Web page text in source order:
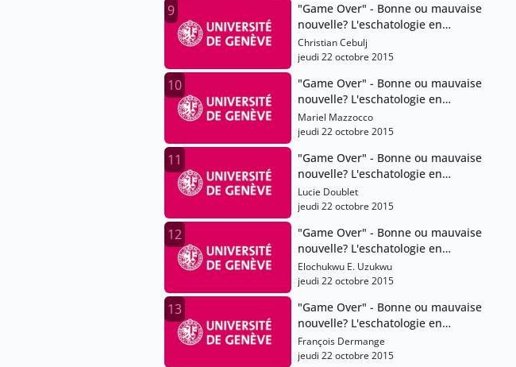
9
"Game Over" - Bonne ou mauvaise
nouvelle? L'eschatologie en
question
Christian Cebulj
jeudi 22 octobre 2015
10
"Game Over" - Bonne ou mauvaise
nouvelle? L'eschatologie en
question
Mariel Mazzocco
jeudi 22 octobre 2015
11
"Game Over" - Bonne ou mauvaise
nouvelle? L'eschatologie en
question
Lucie Doublet
jeudi 22 octobre 2015
12
"Game Over" - Bonne ou mauvaise
nouvelle? L'eschatologie en
question
Elochukwu E. Uzukwu
jeudi 22 octobre 2015
13
"Game Over" - Bonne ou mauvaise
nouvelle? L'eschatologie en
question
François Dermange
jeudi 22 octobre 2015